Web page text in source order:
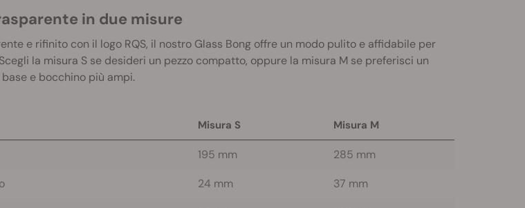
in due misure
e rifinito con il logo RQS, il nostro Glass Bong offre un modo pulito e affidabile per
la misura S se desideri un pezzo compatto, oppure la misura M se preferisci un
e bocchino più ampi.
Misura S Misura M
195 mm
285 mm
24 mm
37 mm